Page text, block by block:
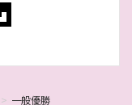
一般優勝